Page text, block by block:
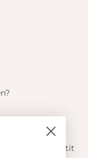
von Petit